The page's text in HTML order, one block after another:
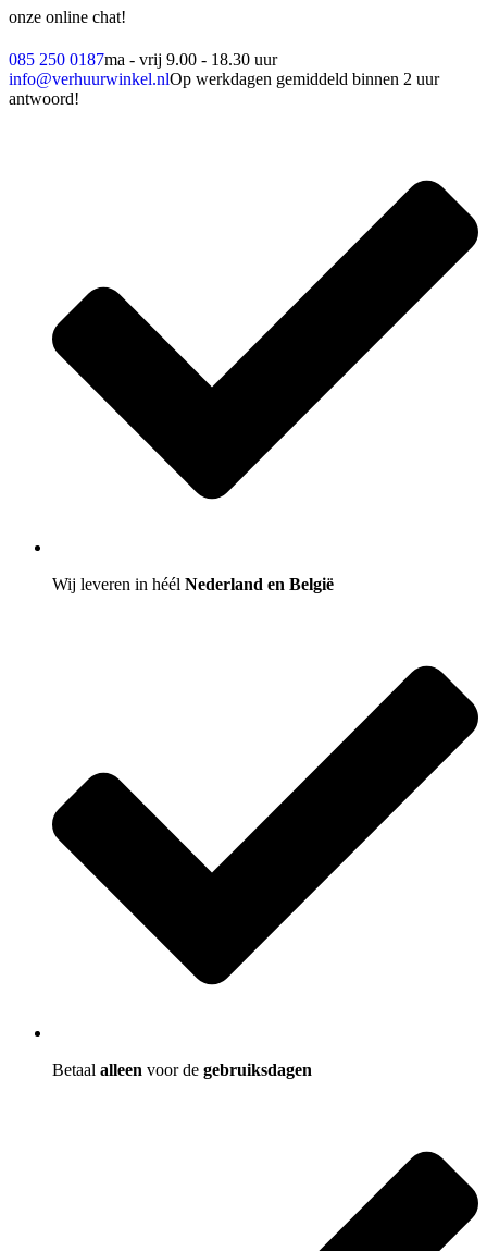
onze online chat!
085 250 0187ma - vrij 9.00 - 18.30 uur
info@verhuurwinkel.nlOp werkdagen gemiddeld binnen 2 uur
antwoord!
Wij leveren in héél Nederland en België
Betaal alleen voor de gebruiksdagen